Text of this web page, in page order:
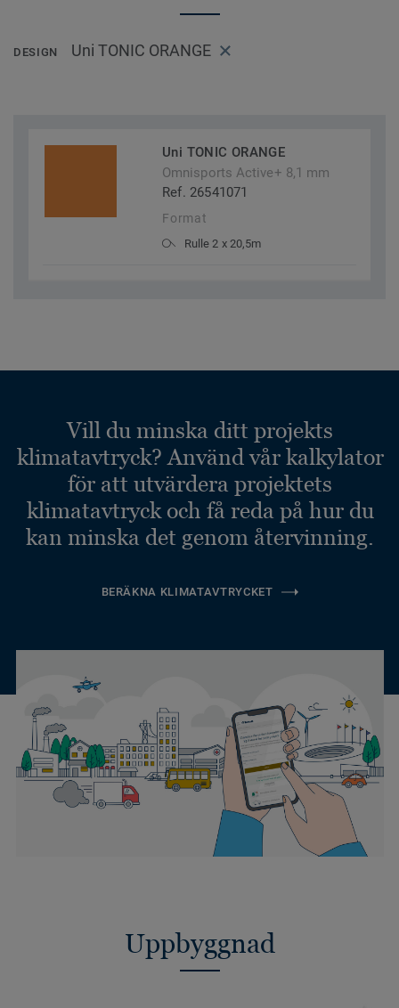
DESIGN Uni TONIC ORANGE
Uni TONIC ORANGE
Omnisports Active+ 8,1 mm
Ref. 26541071
Format
Rulle 2 x 20,5m
Vill du minska ditt projekts
klimatavtryck? Använd vår kalkylator
för att utvärdera projektets
klimatavtryck och få reda på hur du
kan minska det genom återvinning.
BERÄKNA KLIMATAVTRYCKET
Uppbyggnad